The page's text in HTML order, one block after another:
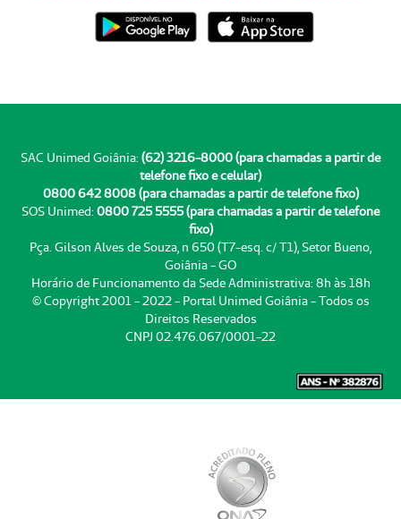
SAC Unimed Goiânia: (62) 3216-8000 (para chamadas a partir de
telefone fixo e celular)
0800 642 8008 (para chamadas a partir de telefone fixo)
SOS Unimed: 0800 725 5555 (para chamadas a partir de telefone
fixo)
Pça. Gilson Alves de Souza, n 650 (T7-esq. c/ T1), Setor Bueno,
Goiânia - GO
Horário de Funcionamento da Sede Administrativa: 8h às 18h
© Copyright 2001 - 2022 - Portal Unimed Goiânia - Todos os
Direitos Reservados
CNPJ 02.476.067/0001-22